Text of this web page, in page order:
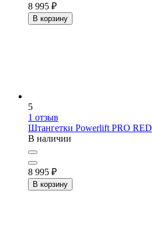
8 995 ₽
В корзину
5
1 отзыв
Штангетки Powerlift PRO RED
В наличии
8 995 ₽
В корзину